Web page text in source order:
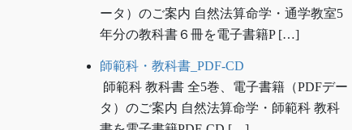
ータ）のご案内 自然法算命学・通学教室5
年分の教科書６冊を電子書籍P […]
師範科・教科書_PDF-CD
師範科 教科書 全5巻、電子書籍（PDFデー
タ）のご案内 自然法算命学・師範科 教科